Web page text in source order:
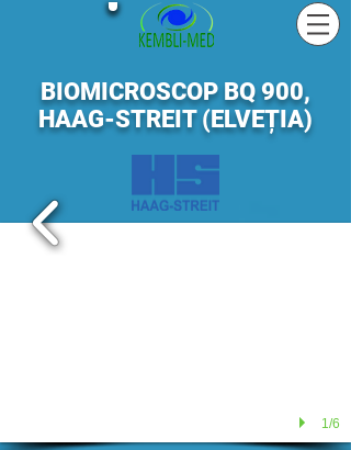
BIOMICROSCOP BQ 900,
HAAG-STREIT (ELVEȚIA)
1/6